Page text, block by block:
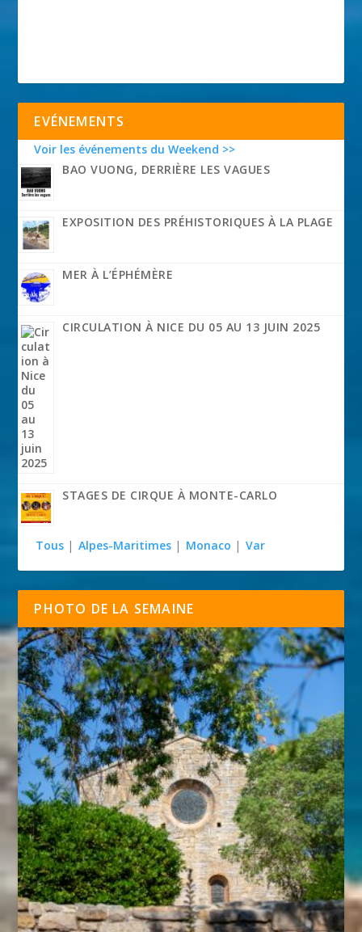
EVÉNEMENTS
Voir les événements du Weekend >>
BAO VUONG, DERRIÈRE LES VAGUES
EXPOSITION DES PRÉHISTORIQUES À LA PLAGE
MER À L’ÉPHÉMÈRE
CIRCULATION À NICE DU 05 AU 13 JUIN 2025
STAGES DE CIRQUE À MONTE-CARLO
Tous | Alpes-Maritimes | Monaco | Var
PHOTO DE LA SEMAINE